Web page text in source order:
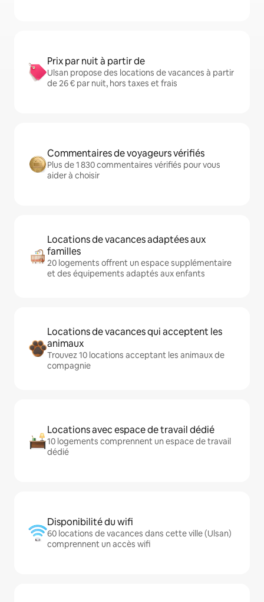
Prix par nuit à partir de
Ulsan propose des locations de vacances à partir
de 26 € par nuit, hors taxes et frais
Commentaires de voyageurs vérifiés
Plus de 1 830 commentaires vérifiés pour vous
aider à choisir
Locations de vacances adaptées aux
familles
20 logements offrent un espace supplémentaire
et des équipements adaptés aux enfants
Locations de vacances qui acceptent les
animaux
Trouvez 10 locations acceptant les animaux de
compagnie
Locations avec espace de travail dédié
10 logements comprennent un espace de travail
dédié
Disponibilité du wifi
60 locations de vacances dans cette ville (Ulsan)
comprennent un accès wifi